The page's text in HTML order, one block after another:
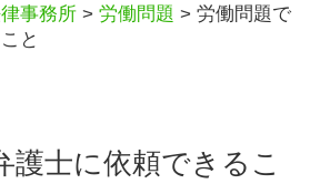
事務所 > 労働問題 > 労働問題で
と
護士に依頼できるこ